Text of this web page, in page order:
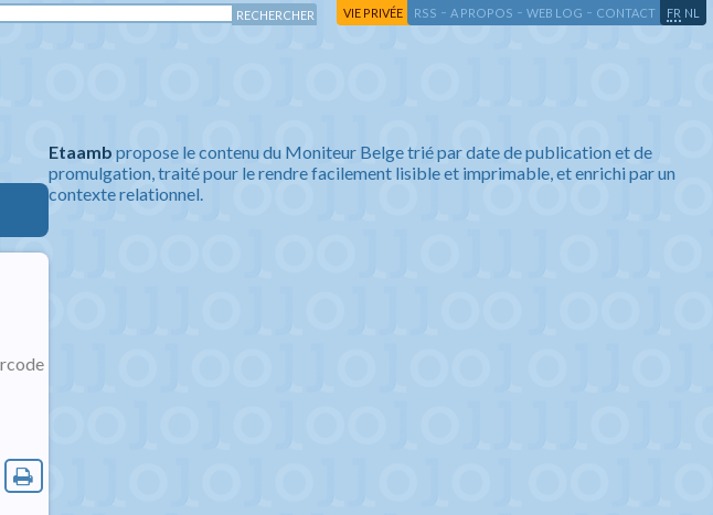
VIE PRIVÉE RSS - A PROPOS - WEB LOG - CONTACT FR NL
Etaamb propose le contenu du Moniteur Belge trié par date de publication et de
promulgation, traité pour le rendre facilement lisible et imprimable, et enrichi par un
contexte relationnel.